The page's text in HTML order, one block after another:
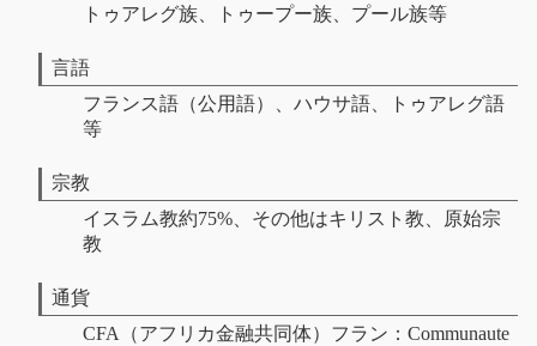
トゥアレグ族、トゥープー族、プール族等
言語
フランス語（公用語）、ハウサ語、トゥアレグ語
等
宗教
イスラム教約75%、その他はキリスト教、原始宗
教
通貨
CFA（アフリカ金融共同体）フラン：Communaute